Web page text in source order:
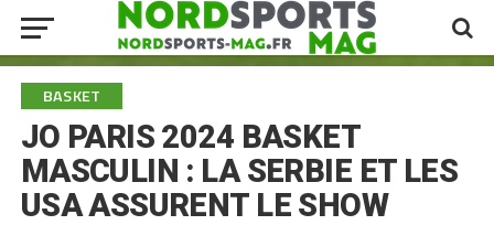
BASKET
JO PARIS 2024 BASKET
MASCULIN : LA SERBIE ET LES
USA ASSURENT LE SHOW